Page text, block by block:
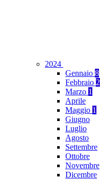
2024
Gennaio 8
Febbraio 2
Marzo 1
Aprile
Maggio 1
Giugno
Luglio
Agosto
Settembre
Ottobre
Novembre
Dicembre